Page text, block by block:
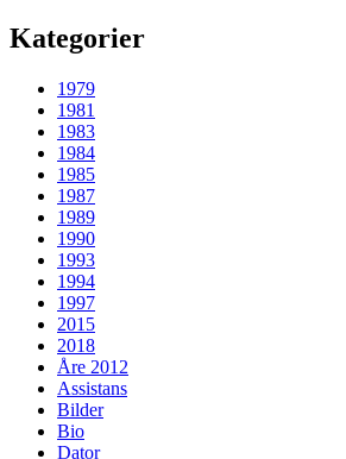
Kategorier
1979
1981
1983
1984
1985
1987
1989
1990
1993
1994
1997
2015
2018
Åre 2012
Assistans
Bilder
Bio
Dator